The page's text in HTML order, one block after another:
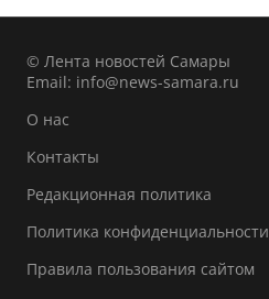
© Лента новостей Самары
Email: info@news-samara.ru
О нас
Контакты
Редакционная политика
Политика конфиденциальности
Правила пользования сайтом